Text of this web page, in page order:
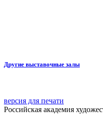
Другие выставочные залы
версия для печати
Российская академия